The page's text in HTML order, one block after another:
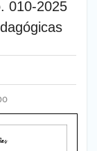
010-2025